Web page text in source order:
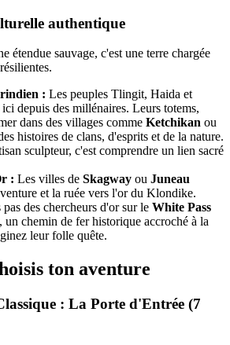
authentique
étendue sauvage, c'est une terre chargée
: Les peuples Tlingit, Haida et
depuis des millénaires. Leurs totems,
dans des villages comme Ketchikan ou
histoires de clans, d'esprits et de la nature.
sculpteur, c'est comprendre un lien sacré
: Les villes de Skagway ou Juneau
et la ruée vers l'or du Klondike.
des chercheurs d'or sur le White Pass
, un chemin de fer historique accroché à la
leur folle quête.
ton aventure
: La Porte d'Entrée (7